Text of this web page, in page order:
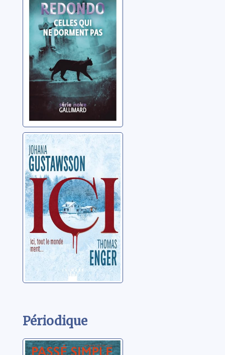
Redondo, Dolores
Ici:Kari Voss:1
Gustawsson, Johana
Périodique
Passé